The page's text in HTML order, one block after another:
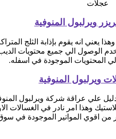
عجلات
ويرلبول المنوفية
يعني انه يقوم بإذابة الثلج
الوصول الي جميع محتويات
المحتويات الموجودة في اسفله.
ويرلبول المنوفية
دليل علي عراقة شركة ويرلبول
وهذا امر نادر في الغسالات
من اقوي المواتير الموجودة في